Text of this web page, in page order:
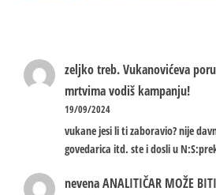
zeljko treb.Vukanovićeva
mrtvima vodiš kampanju!
19/09/2024
vukane jesi li ti zaboravio? nije
govedarica itd. ste i dosli u
nevenaANALITIČAR MOŽE